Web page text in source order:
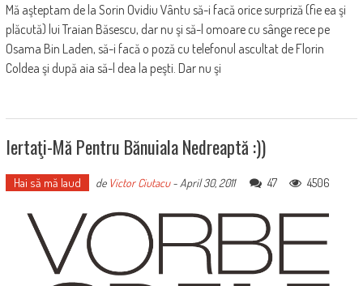
Mă aşteptam de la Sorin Ovidiu Vântu să-i facă orice surpriză (fie ea şi
plăcută) lui Traian Băsescu, dar nu şi să-l omoare cu sânge rece pe
Osama Bin Laden, să-i facă o poză cu telefonul ascultat de Florin
Coldea şi după aia să-l dea la peşti. Dar nu şi
Iertaţi-Mă Pentru Bănuiala Nedreaptă :))
Hai să mă laud de Victor Ciutacu- April 30, 2011 47 4506